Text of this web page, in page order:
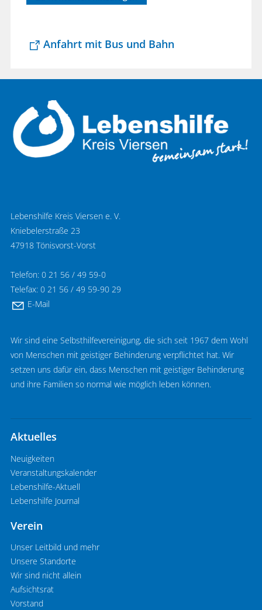
Anfahrt mit Bus und Bahn
Lebenshilfe Kreis Viersen e. V.
Kniebelerstraße 23
47918 Tönisvorst-Vorst
Telefon: 0 21 56 / 49 59-0
Telefax: 0 21 56 / 49 59-90 29
E-Mail
Wir sind eine Selbsthilfevereinigung, die sich seit 1967 dem Wohl
von Menschen mit geistiger Behinderung verpflichtet hat. Wir
setzen uns dafür ein, dass Menschen mit geistiger Behinderung
und ihre Familien so normal wie möglich leben können.
Aktuelles
Neuigkeiten
Veranstaltungskalender
Lebenshilfe-Aktuell
Lebenshilfe Journal
Verein
Unser Leitbild und mehr
Unsere Standorte
Wir sind nicht allein
Aufsichtsrat
Vorstand